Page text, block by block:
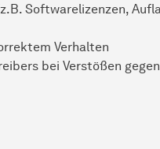
Softwarelizenzen,
Verhalten
bei Verstößen